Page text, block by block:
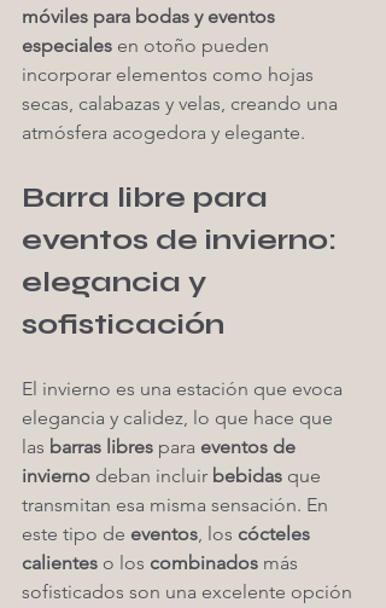
móviles para bodas y eventos
especiales en otoño pueden
incorporar elementos como hojas
secas, calabazas y velas, creando una
atmósfera acogedora y elegante.
Barra libre para
eventos de invierno:
elegancia y
sofisticación
El invierno es una estación que evoca
elegancia y calidez, lo que hace que
las barras libres para eventos de
invierno deban incluir bebidas que
transmitan esa misma sensación. En
este tipo de eventos, los cócteles
calientes o los combinados más
sofisticados son una excelente opción